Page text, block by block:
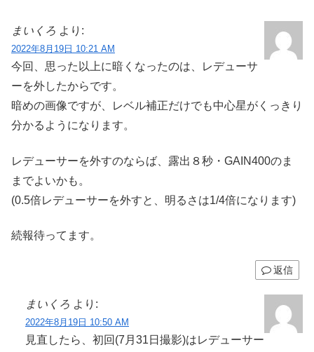
まいくろ より:
2022年8月19日 10:21 AM
今回、思った以上に暗くなったのは、レデューサ
ーを外したからです。
暗めの画像ですが、レベル補正だけでも中心星がくっきり
分かるようになります。
レデューサーを外すのならば、露出８秒・GAIN400のま
までよいかも。
(0.5倍レデューサーを外すと、明るさは1/4倍になります)
続報待ってます。
返信
まいくろ より:
2022年8月19日 10:50 AM
見直したら、初回(7月31日撮影)はレデューサー